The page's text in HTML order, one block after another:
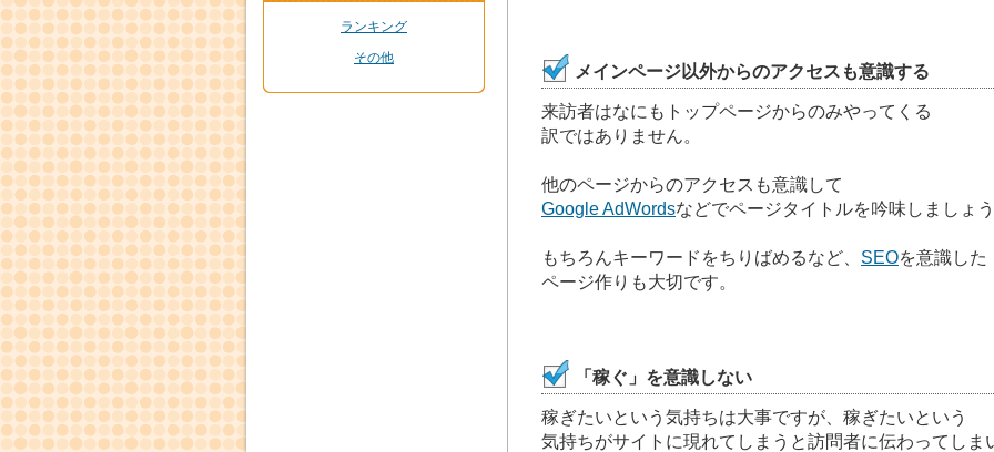
メインページ以外からのアクセスも意識する
来訪者はなにもトップページからのみやってくる
訳ではありません。
他のページからのアクセスも意識して
Google AdWordsなどでページタイトルを吟味しましょ
もちろんキーワードをちりばめるなど、 SEOを意識した
ページ作りも大切です。
「稼ぐ」を意識しない
稼ぎたいという気持ちは大事ですが、稼ぎたいという
気持ちがサイトに現れてしまうと訪問者に伝わってしま
ランキング
その他